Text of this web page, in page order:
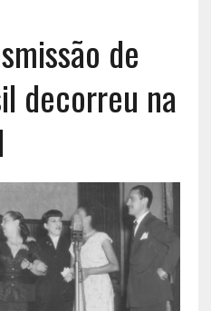
de
decorreu na